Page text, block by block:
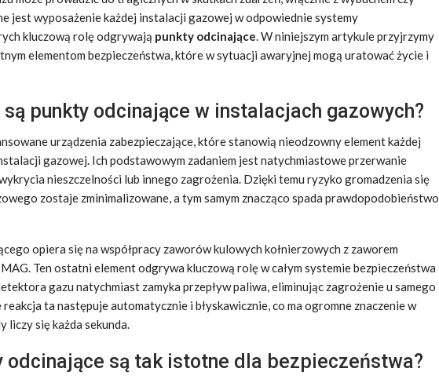
jest wyposażenie każdej instalacji gazowej w odpowiednie systemy
kluczową rolę odgrywają punkty odcinające. W niniejszym artykule przyjrzymy
elementom bezpieczeństwa, które w sytuacji awaryjnej mogą uratować życie i
są punkty odcinające w instalacjach gazowych?
urządzenia zabezpieczające, które stanowią nieodzowny element każdej
gazowej. Ich podstawowym zadaniem jest natychmiastowe przerwanie
nieszczelności lub innego zagrożenia. Dzięki temu ryzyko gromadzenia się
zostaje zminimalizowane, a tym samym znacząco spada prawdopodobieństwo
opiera się na współpracy zaworów kulowych kołnierzowych z zaworem
Ten ostatni element odgrywa kluczową rolę w całym systemie bezpieczeństwa
gazu natychmiast zamyka przepływ paliwa, eliminując zagrożenie u samego
ta następuje automatycznie i błyskawicznie, co ma ogromne znaczenie w
liczy się każda sekunda.
odcinające są tak istotne dla bezpieczeństwa?